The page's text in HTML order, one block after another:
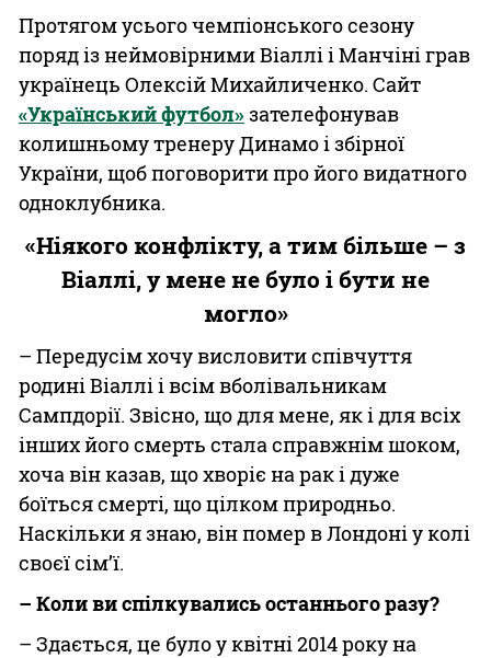
Протягом усього чемпіонського сезону
поряд із неймовірними Віаллі і Манчіні грав
українець Олексій Михайличенко. Сайт
«Український футбол»зателефонував
колишньому тренеру Динамо і збірної
України, щоб поговорити про його видатного
одноклубника.
«Ніякого конфлікту, а тим більше – з
Віаллі, у мене не було і бути не
могло»
– Передусім хочу висловити співчуття
родині Віаллі і всім вболівальникам
Сампдорії. Звісно, що для мене, як і для всіх
інших його смерть стала справжнім шоком,
хоча він казав, що хворіє на рак і дуже
боїться смерті, що цілком природньо.
Наскільки я знаю, він помер в Лондоні у колі
своєї сім’ї.
– Коли ви спілкувались останнього разу?
– Здається, це було у квітні 2014 року на